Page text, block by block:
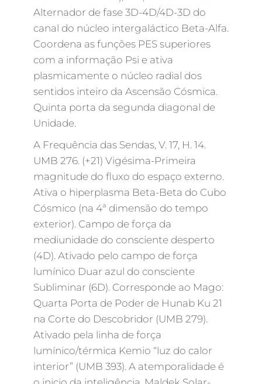
Alternador de fase 3D-4D/4D-3D do
canal do núcleo intergaláctico Beta-Alfa.
Coordena as funções PES superiores
com a informação Psi e ativa
plasmicamente o núcleo radial dos
sentidos inteiro da Ascensão Cósmica.
Quinta porta da segunda diagonal de
Unidade.
A Frequência das Sendas, V. 17, H. 14.
UMB 276. (+21) Vigésima-Primeira
magnitude do fluxo do espaço externo.
Ativa o hiperplasma Beta-Beta do Cubo
Cósmico (na 4ª dimensão do tempo
exterior). Campo de força da
mediunidade do consciente desperto
(4D). Ativado pelo campo de força
lumínico Duar azul do consciente
Subliminar (6D). Corresponde ao Mago:
Quarta Porta de Poder de Hunab Ku 21
na Corte do Descobridor (UMB 279).
Ativado pela linha de força
lumínico/térmica Kemio “luz do calor
interior” (UMB 393). A atemporalidade é